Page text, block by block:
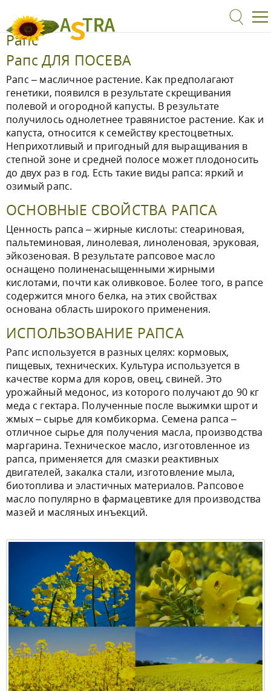
Рапс
Рапс ДЛЯ ПОСЕВА
Рапс – масличное растение. Как предполагают
генетики, появился в результате скрещивания
полевой и огородной капусты. В результате
получилось однолетнее травянистое растение. Как и
капуста, относится к семейству крестоцветных.
Неприхотливый и пригодный для выращивания в
степной зоне и средней полосе может плодоносить
до двух раз в год. Есть такие виды рапса: яркий и
озимый рапс.
ОСНОВНЫЕ СВОЙСТВА РАПСА
Ценность рапса – жирные кислоты: стеариновая,
пальтеминовая, линолевая, линоленовая, эруковая,
эйкозеновая. В результате рапсовое масло
оснащено полиненасыщенными жирными
кислотами, почти как оливковое. Более того, в рапсе
содержится много белка, на этих свойствах
основана область широкого применения.
ИСПОЛЬЗОВАНИЕ РАПСА
Рапс используется в разных целях: кормовых,
пищевых, технических. Культура используется в
качестве корма для коров, овец, свиней. Это
урожайный медонос, из которого получают до 90 кг
меда с гектара. Полученные после выжимки шрот и
жмых – сырье для комбикорма. Семена рапса –
отличное сырье для получения масла, производства
маргарина. Техническое масло, изготовленное из
рапса, применяется для смазки реактивных
двигателей, закалка стали, изготовление мыла,
биотоплива и эластичных материалов. Рапсовое
масло популярно в фармацевтике для производства
мазей и масляных инъекций.